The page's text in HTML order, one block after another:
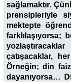
sağlamaktır.
prensipleriyle
mektepte
farklılaşıyorsa;
çatışacaklar,
Örneğin; din
dayanıyorsa…